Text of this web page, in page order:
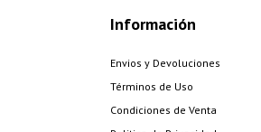
Información
Envios y Devoluciones
Términos de Uso
Condiciones de Venta